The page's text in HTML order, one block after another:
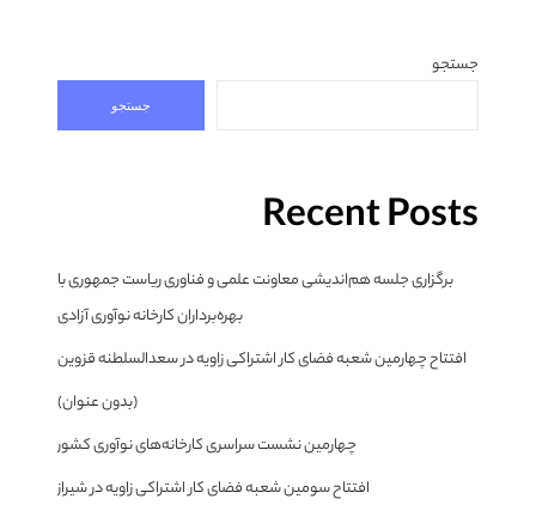
جستجو
جستجو
Recent Posts
برگزاری جلسه هم‌اندیشی معاونت علمی و فناوری ریاست جمهوری با
بهره‌برداران کارخانه نوآوری آزادی
افتتاح چهارمین شعبه فضای کار اشتراکی زاویه در سعدالسلطنه قزوین
(بدون عنوان)
چهارمین نشست سراسری کارخانه‌های نوآوری کشور
افتتاح سومین شعبه فضای کار اشتراکی زاویه در شیراز